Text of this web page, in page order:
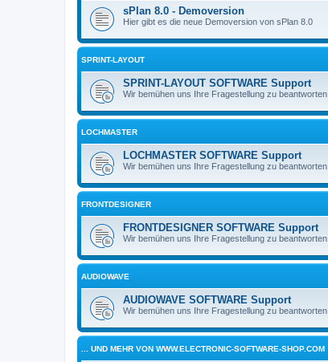
sPlan 8.0 - Demoversion
Hier gibt es die neue Demoversion von sPlan 8.0
SPRINT-LAYOUT
SPRINT-LAYOUT SOFTWARE Support
Wir bemühen uns Ihre Fragestellung zu beantworten.
LOCHMASTER
LOCHMASTER SOFTWARE Support
Wir bemühen uns Ihre Fragestellung zu beantworten.
FRONTDESIGNER
FRONTDESIGNER SOFTWARE Support
Wir bemühen uns Ihre Fragestellung zu beantworten.
AUDIOWAVE
AUDIOWAVE SOFTWARE Support
Wir bemühen uns Ihre Fragestellung zu beantworten.
... UND MEHR VON WWW.ELECTRONIC-SOFTWARE-SHOP.COM